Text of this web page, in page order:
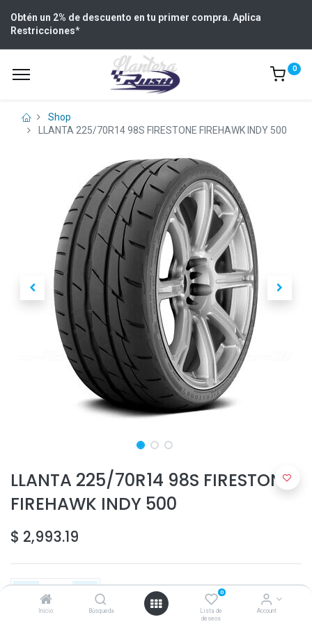
Inicio Búsqueda
0
Lista de
deseos
Account
Obtén un 2% de descuento en tu primer compra. Aplica
Restricciones*
0
Shop
LLANTA 225/70R14 98S FIRESTONE FIREHAWK INDY 500
LLANTA 225/70R14 98S FIRESTONE
FIREHAWK INDY 500
$ 2,993.19